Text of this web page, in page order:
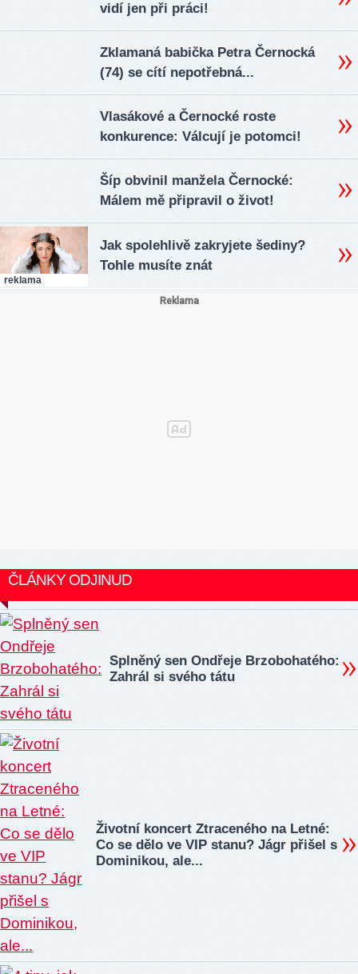
vidí jen při práci!
Zklamaná babička Petra Černocká
(74) se cítí nepotřebná...
Vlasákové a Černocké roste
konkurence: Válcují je potomci!
Šíp obvinil manžela Černocké:
Málem mě připravil o život!
reklama
Jak spolehlivě zakryjete šediny?
Tohle musíte znát
ČLÁNKY ODJINUD
Splněný sen Ondřeje Brzobohatého:
Zahrál si svého tátu
Životní koncert Ztraceného na Letné:
Co se dělo ve VIP stanu? Jágr přišel s
Dominikou, ale...